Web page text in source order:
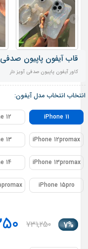
قاب آیفون پاپیون صدفی
کاور آیفون پاپیون صدفی آویز دار
انتخاب انتخاب مدل آیفون:
iPhone 11
12
iPhone 12promax
13
iPhone 13promax
14
iPhone 15pro
7%
731,250